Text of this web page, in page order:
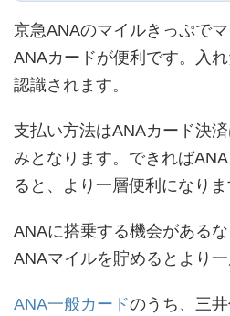
京急ANAのマイルきっぷでマ
ANAカードが便利です。入
認識されます。
支払い方法はANAカード決
みとなります。できれば
ると、より一層便利になりま
ANAに搭乗する機会がある
ANAマイルを貯めるとより一
ANA一般カードのうち、三